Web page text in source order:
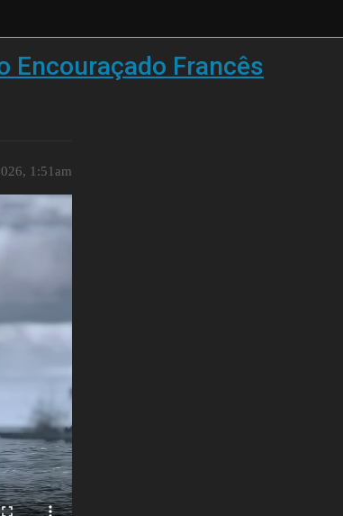
Encouraçado Francês
1:51am